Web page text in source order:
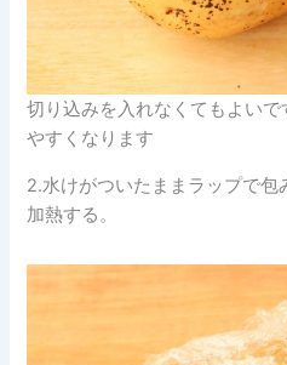
切り込みを入れなくてもよい
やすくなります
2.水けがついたままラップで
加熱する。